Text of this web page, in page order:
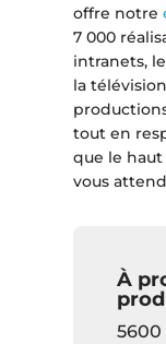
offre notre
7 000
intranets,
la
tout en
que le
vous
À
5600